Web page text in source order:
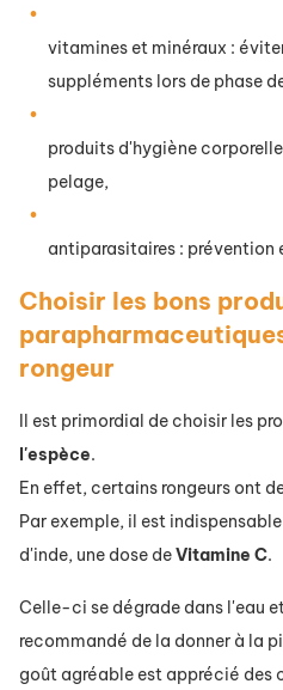
vitamines et minéraux :
suppléments lors de phase
produits d'hygiène
pelage,
antiparasitaires : prévention
Choisir les bons
rongeur
Il est primordial de choisir les
l'espèce.
En effet, certains rongeurs ont
Par exemple, il est
d'inde, une dose deVitamine C.
Celle-ci se dégrade dans l'eau
recommandé de la donner à la
goût agréable est apprécié des